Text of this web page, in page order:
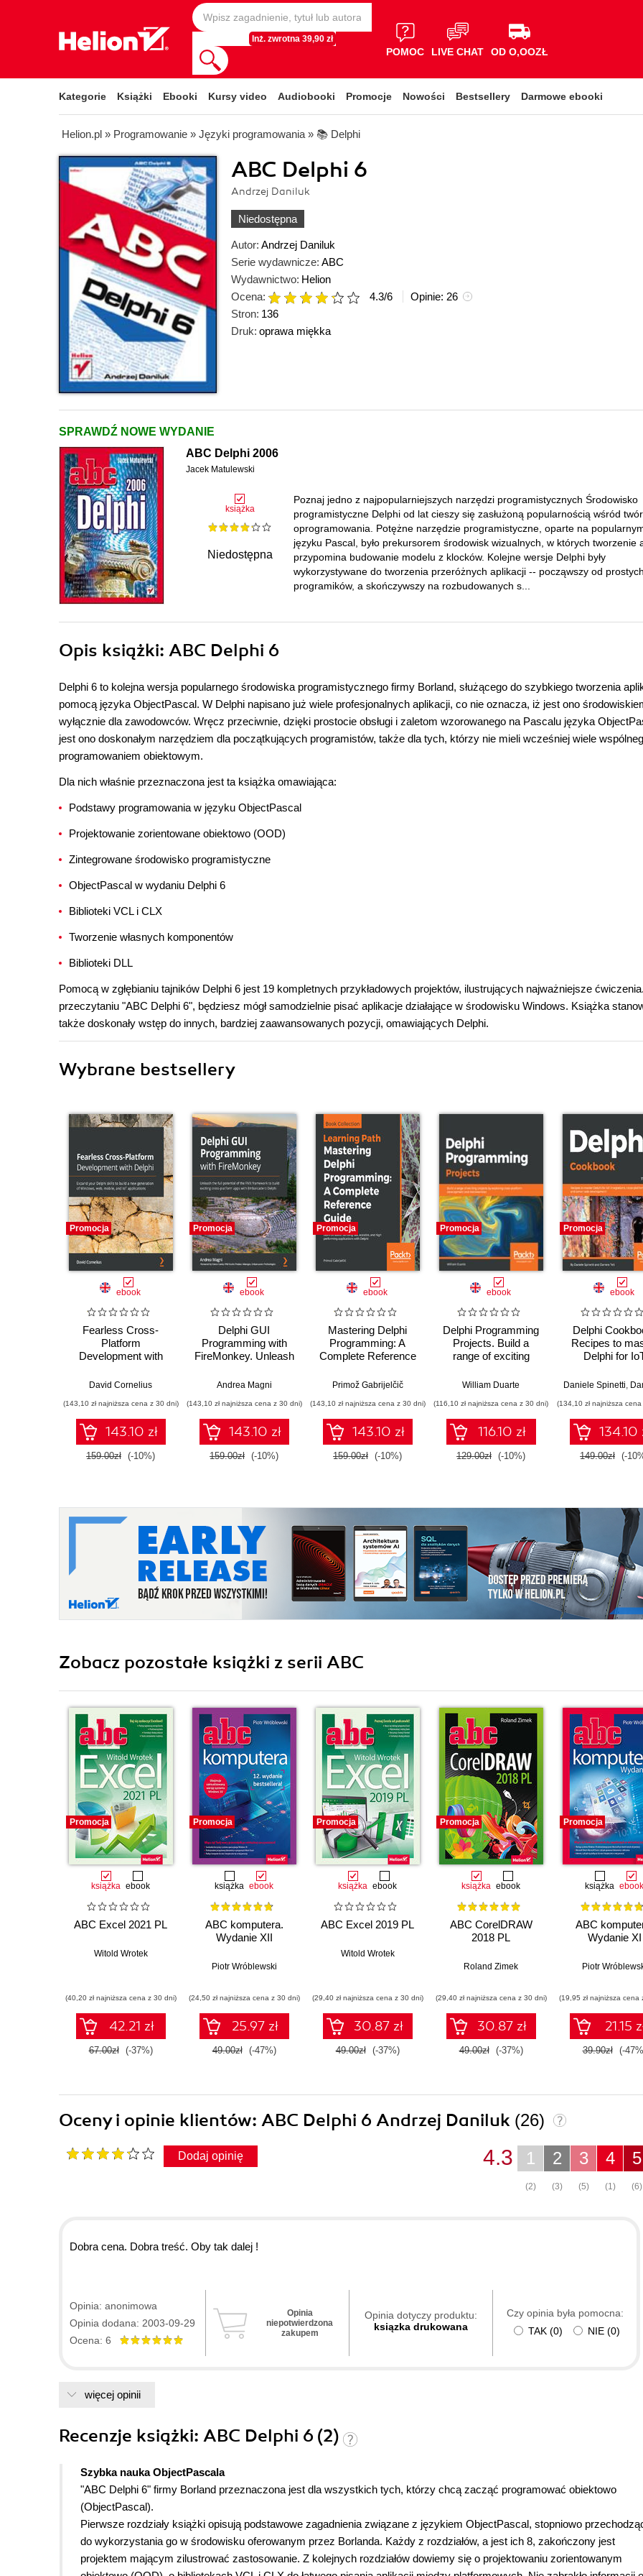
Inż. zwrotna 39,90 zł
POMOC LIVE CHAT OD O,OOZŁ
Kategorie Książki Ebooki Kursy video Audiobooki Promocje Nowości Bestsellery Darmowe ebooki
Helion.pl » Programowanie » Języki programowania » 📚 Delphi
ABC Delphi 6
Andrzej Daniluk
Niedostępna
Autor: Andrzej Daniluk
Serie wydawnicze: ABC
Wydawnictwo: Helion
Ocena:
4.3/6 Opinie: 26
Stron: 136
Druk: oprawa miękka
SPRAWDŹ NOWE WYDANIE
ABC Delphi 2006
Jacek Matulewski
książka
Niedostępna
Poznaj jedno z najpopularniejszych narzędzi programistycznych Środowisko
programistyczne Delphi od lat cieszy się zasłużoną popularnością wśród
oprogramowania. Potężne narzędzie programistyczne, oparte na
języku Pascal, było prekursorem środowisk wizualnych, w których tworzenie
przypomina budowanie modelu z klocków. Kolejne wersje Delphi były
wykorzystywane do tworzenia przeróżnych aplikacji -- począwszy od prostych
programików, a skończywszy na rozbudowanych s...
Opis książki: ABC Delphi 6
Delphi 6 to kolejna wersja popularnego środowiska programistycznego firmy Borland, służącego do szybkiego tworzenia
pomocą języka ObjectPascal. W Delphi napisano już wiele profesjonalnych aplikacji, co nie oznacza, iż jest ono
wyłącznie dla zawodowców. Wręcz przeciwnie, dzięki prostocie obsługi i zaletom wzorowanego na Pascalu języka
jest ono doskonałym narzędziem dla początkujących programistów, także dla tych, którzy nie mieli wcześniej wiele
programowaniem obiektowym.
Dla nich właśnie przeznaczona jest ta książka omawiająca:
Podstawy programowania w języku ObjectPascal
Projektowanie zorientowane obiektowo (OOD)
Zintegrowane środowisko programistyczne
ObjectPascal w wydaniu Delphi 6
Biblioteki VCL i CLX
Tworzenie własnych komponentów
Biblioteki DLL
Pomocą w zgłębianiu tajników Delphi 6 jest 19 kompletnych przykładowych projektów, ilustrujących najważniejsze
przeczytaniu "ABC Delphi 6", będziesz mógł samodzielnie pisać aplikacje działające w środowisku Windows. Książka
także doskonały wstęp do innych, bardziej zaawansowanych pozycji, omawiających Delphi.
Wybrane bestsellery
Promocja
ebook
Fearless Cross-
Platform
Development with
Delphi skills to build a
Windows, web,
mobile, and IoT
applications
David Cornelius
(143,10 zł najniższa cena z 30 dni)
143.10 zł
159.00zł (-10%)
Promocja
ebook
Delphi GUI
Programming with
FireMonkey. Unleash
FMX framework to
platform apps with
Embarcadero Delphi
Andrea Magni
(143,10 zł najniższa cena z 30 dni)
143.10 zł
159.00zł (-10%)
Promocja
ebook
Mastering Delphi
Programming: A
Complete Reference
building fast,
performing
applications with
Delphi
Primož Gabrijelčič
(143,10 zł najniższa cena z 30 dni)
143.10 zł
159.00zł (-10%)
Promocja
ebook
Delphi Programming
Projects. Build a
range of exciting
cross-platform
microservices
William Duarte
(116,10 zł najniższa cena z 30 dni)
116.10 zł
129.00zł (-10%)
Promocja
ebook
Delphi
Recipes to
Delphi for
platform, mobile
development -
Edition
Daniele Spinetti,
(134,10 zł najniższa
134.10
149.00zł (-
Zobacz pozostałe książki z serii ABC
Promocja
książka ebook
ABC Excel 2021 PL
Witold Wrotek
(40,20 zł najniższa cena z 30 dni)
42.21 zł
67.00zł (-37%)
Promocja
książka ebook
ABC komputera.
Wydanie XII
Piotr Wróblewski
(24,50 zł najniższa cena z 30 dni)
25.97 zł
49.00zł (-47%)
Promocja
książka ebook
ABC Excel 2019 PL
Witold Wrotek
(29,40 zł najniższa cena z 30 dni)
30.87 zł
49.00zł (-37%)
Promocja
książka ebook
ABC CorelDRAW
2018 PL
Roland Zimek
(29,40 zł najniższa cena z 30 dni)
30.87 zł
49.00zł (-37%)
Promocja
książka ebook
ABC
Wydanie XI
Piotr
(19,95 zł najniższa cena
21.15
39.90zł (-
Oceny i opinie klientów: ABC Delphi 6 Andrzej Daniluk (26)
Dodaj opinię 5
(6)
4
(1)
3
(5)
2
(3)
1
(2)
4.3
Dobra cena. Dobra treść. Oby tak dalej !
Opinia: anonimowa
Opinia dodana: 2003-09-29
Ocena: 6
Opinia
niepotwierdzona
zakupem
Opinia dotyczy produktu:
ksiązka drukowana
Czy opinia była pomocna:
TAK (0) NIE (0)
więcej opinii
Recenzje książki: ABC Delphi 6 (2)
Szybka nauka ObjectPascala
"ABC Delphi 6" firmy Borland przeznaczona jest dla wszystkich tych, którzy chcą zacząć programować obiektowo
(ObjectPascal).
Pierwsze rozdziały książki opisują podstawowe zagadnienia związane z językiem ObjectPascal, stopniowo
do wykorzystania go w środowisku oferowanym przez Borlanda. Każdy z rozdziałów, a jest ich 8, zakończony jest
projektem mającym zilustrować zastosowanie. Z kolejnych rozdziałów dowiemy się o projektowaniu zorientowanym